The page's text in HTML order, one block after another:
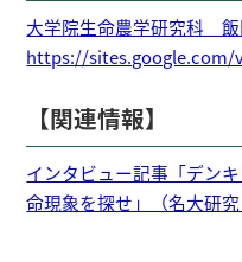
大学院生命農学研究科
https://
【関連情報】
インタビュー記事「デン
命現象を探せ」（名大研究